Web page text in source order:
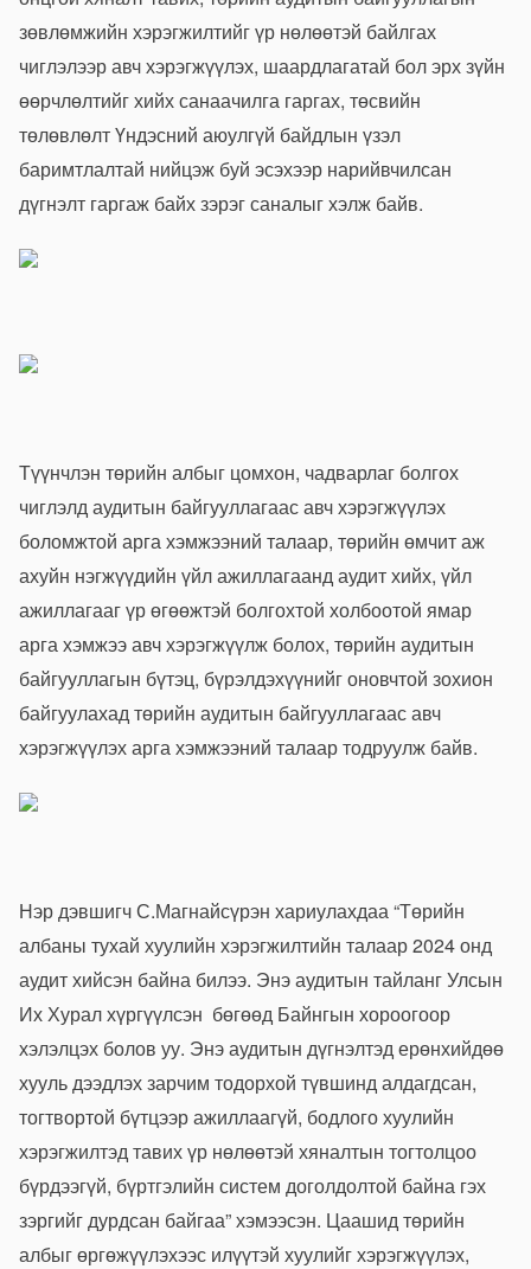
зөвлөмжийн хэрэгжилтийг үр нөлөөтэй байлгах
чиглэлээр авч хэрэгжүүлэх, шаардлагатай бол эрх зүйн
өөрчлөлтийг хийх санаачилга гаргах, төсвийн
төлөвлөлт Үндэсний аюулгүй байдлын үзэл
баримтлалтай нийцэж буй эсэхээр нарийвчилсан
дүгнэлт гаргаж байх зэрэг саналыг хэлж байв.
Түүнчлэн төрийн албыг цомхон, чадварлаг болгох
чиглэлд аудитын байгууллагаас авч хэрэгжүүлэх
боломжтой арга хэмжээний талаар, төрийн өмчит аж
ахуйн нэгжүүдийн үйл ажиллагаанд аудит хийх, үйл
ажиллагааг үр өгөөжтэй болгохтой холбоотой ямар
арга хэмжээ авч хэрэгжүүлж болох, төрийн аудитын
байгууллагын бүтэц, бүрэлдэхүүнийг оновчтой зохион
байгуулахад төрийн аудитын байгууллагаас авч
хэрэгжүүлэх арга хэмжээний талаар тодруулж байв.
Нэр дэвшигч С.Магнайсүрэн хариулахдаа “Төрийн
албаны тухай хуулийн хэрэгжилтийн талаар 2024 онд
аудит хийсэн байна билээ. Энэ аудитын тайланг Улсын
Их Хурал хүргүүлсэн бөгөөд Байнгын хороогоор
хэлэлцэх болов уу. Энэ аудитын дүгнэлтэд ерөнхийдөө
хууль дээдлэх зарчим тодорхой түвшинд алдагдсан,
тогтвортой бүтцээр ажиллаагүй, бодлого хуулийн
хэрэгжилтэд тавих үр нөлөөтэй хяналтын тогтолцоо
бүрдээгүй, бүртгэлийн систем доголдолтой байна гэх
зэргийг дурдсан байгаа” хэмээсэн. Цаашид төрийн
албыг өргөжүүлэхээс илүүтэй хуулийг хэрэгжүүлэх,